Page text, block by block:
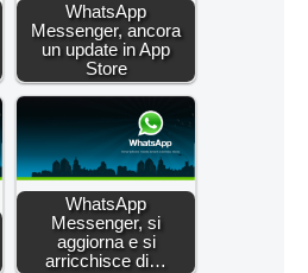
WhatsApp
Messenger, ancora
un update in App
Store
WhatsApp
Messenger, si
aggiorna e si
arricchisce di…